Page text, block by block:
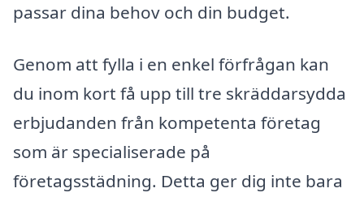
passar dina behov och din budget.
Genom att fylla i en enkel förfrågan kan
du inom kort få upp till tre skräddarsydda
erbjudanden från kompetenta företag
som är specialiserade på
företagsstädning. Detta ger dig inte bara